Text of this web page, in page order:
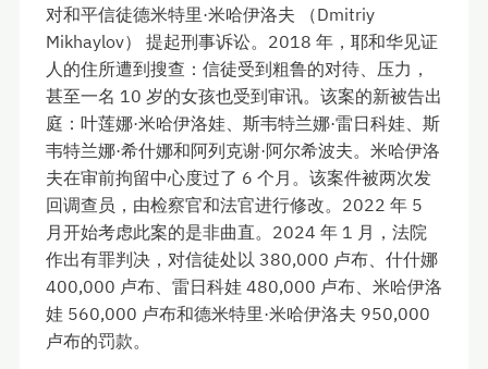
对和平信徒德米特里·米哈伊洛夫 （Dmitriy
Mikhaylov） 提起刑事诉讼。2018 年，耶和华见证
人的住所遭到搜查：信徒受到粗鲁的对待、压力，
甚至一名 10 岁的女孩也受到审讯。该案的新被告出
庭：叶莲娜·米哈伊洛娃、斯韦特兰娜·雷日科娃、斯
韦特兰娜·希什娜和阿列克谢·阿尔希波夫。米哈伊洛
夫在审前拘留中心度过了 6 个月。该案件被两次发
回调查员，由检察官和法官进行修改。2022 年 5
月开始考虑此案的是非曲直。2024 年 1 月，法院
作出有罪判决，对信徒处以 380,000 卢布、什什娜
400,000 卢布、雷日科娃 480,000 卢布、米哈伊洛
娃 560,000 卢布和德米特里·米哈伊洛夫 950,000
卢布的罚款。